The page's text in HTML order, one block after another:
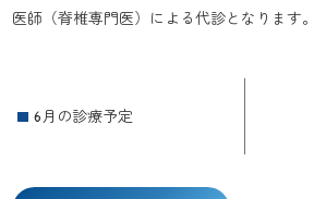
医師（脊椎専門医）による代診となります。
6月の診療予定